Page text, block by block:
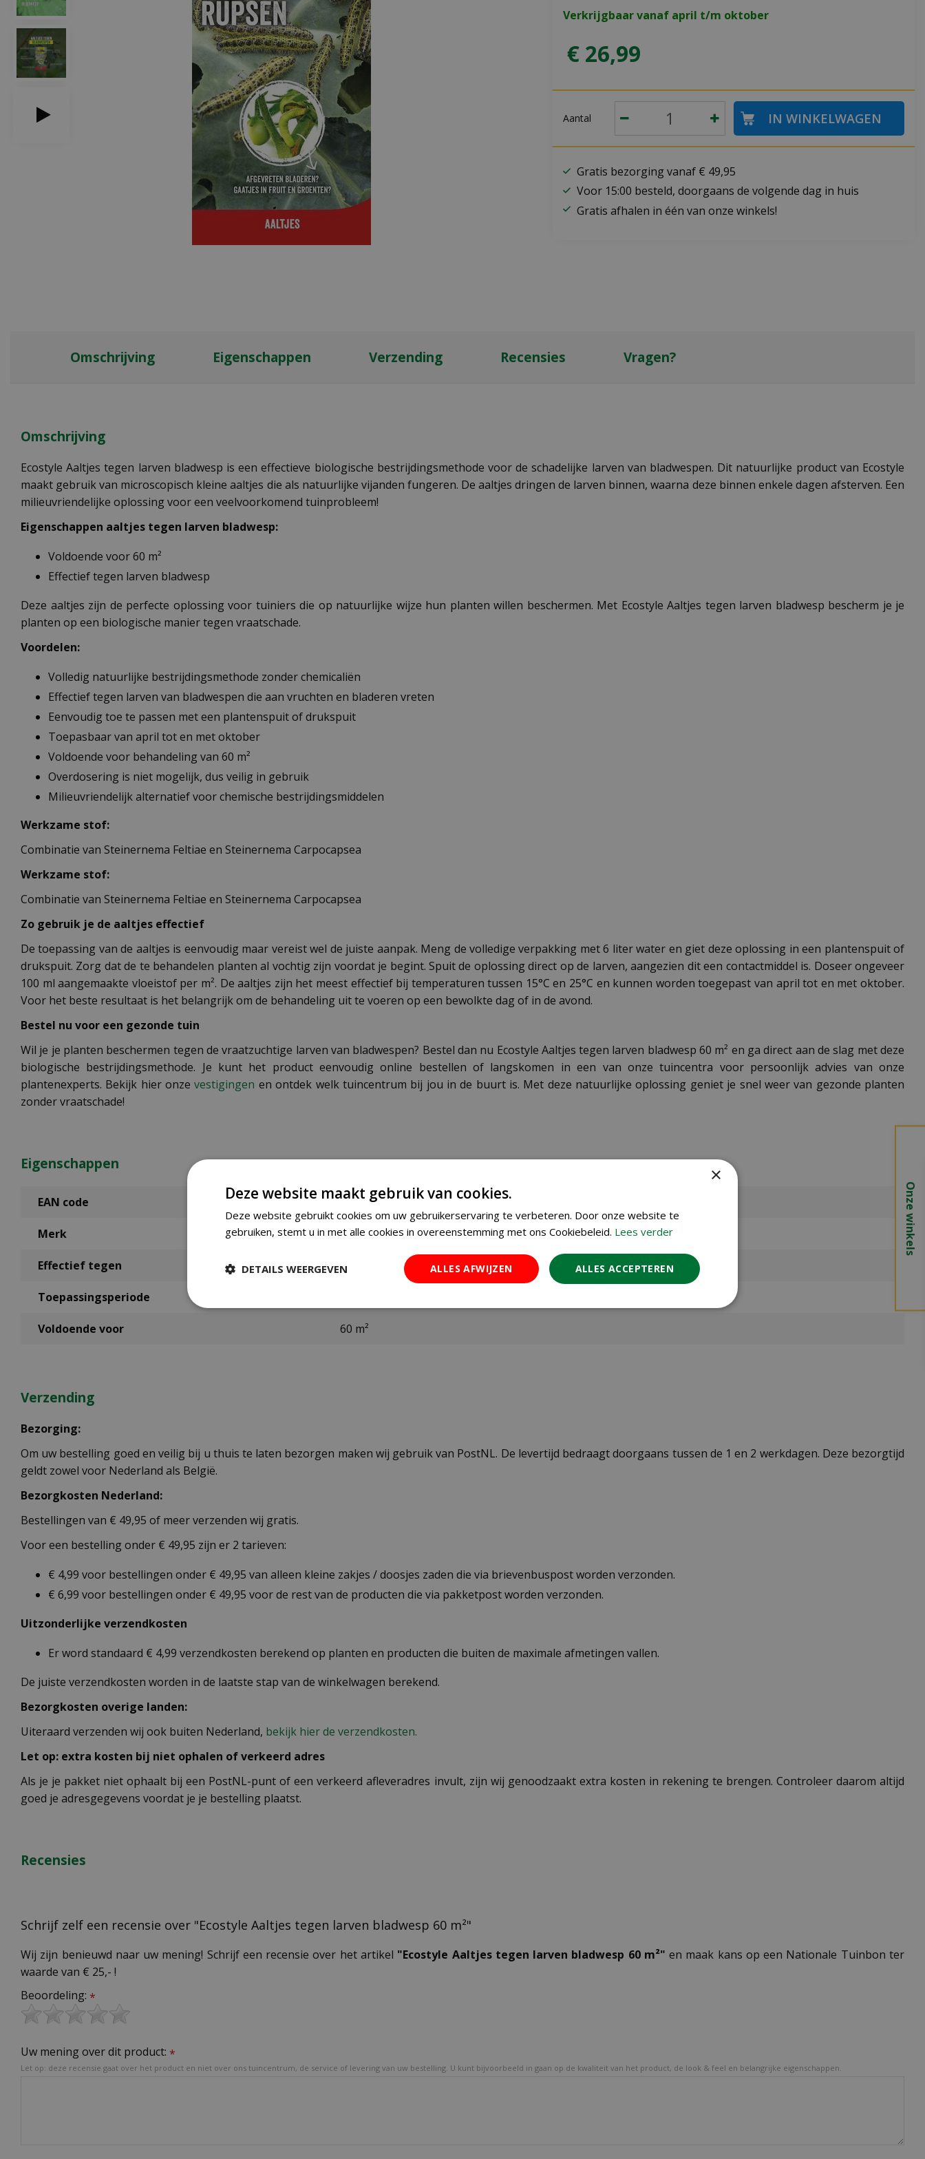
Verkrijgbaar vanaf april t/m oktober
€ 26,99
Aantal
Gratis bezorging vanaf € 49,95
Voor 15:00 besteld, doorgaans de volgende dag in huis
Gratis afhalen in één van onze winkels!
Omschrijving Eigenschappen Verzending Recensies Vragen?
Omschrijving
Ecostyle Aaltjes tegen larven bladwesp is een effectieve biologische bestrijdingsmethode voor de schadelijke larven van bladwespen. Dit natuurlijke product van Ecostyle
maakt gebruik van microscopisch kleine aaltjes die als natuurlijke vijanden fungeren. De aaltjes dringen de larven binnen, waarna deze binnen enkele dagen afsterven. Een
milieuvriendelijke oplossing voor een veelvoorkomend tuinprobleem!
Eigenschappen aaltjes tegen larven bladwesp:
Voldoende voor 60 m²
Effectief tegen larven bladwesp
Deze aaltjes zijn de perfecte oplossing voor tuiniers die op natuurlijke wijze hun planten willen beschermen. Met Ecostyle Aaltjes tegen larven bladwesp bescherm je je
planten op een biologische manier tegen vraatschade.
Voordelen:
Volledig natuurlijke bestrijdingsmethode zonder chemicaliën
Effectief tegen larven van bladwespen die aan vruchten en bladeren vreten
Eenvoudig toe te passen met een plantenspuit of drukspuit
Toepasbaar van april tot en met oktober
Voldoende voor behandeling van 60 m²
Overdosering is niet mogelijk, dus veilig in gebruik
Milieuvriendelijk alternatief voor chemische bestrijdingsmiddelen
Werkzame stof:
Combinatie van Steinernema Feltiae en Steinernema Carpocapsea
Werkzame stof:
Combinatie van Steinernema Feltiae en Steinernema Carpocapsea
Zo gebruik je de aaltjes effectief
De toepassing van de aaltjes is eenvoudig maar vereist wel de juiste aanpak. Meng de volledige verpakking met 6 liter water en giet deze oplossing in een plantenspuit of
drukspuit. Zorg dat de te behandelen planten al vochtig zijn voordat je begint. Spuit de oplossing direct op de larven, aangezien dit een contactmiddel is. Doseer ongeveer
100 ml aangemaakte vloeistof per m². De aaltjes zijn het meest effectief bij temperaturen tussen 15°C en 25°C en kunnen worden toegepast van april tot en met oktober.
Voor het beste resultaat is het belangrijk om de behandeling uit te voeren op een bewolkte dag of in de avond.
Bestel nu voor een gezonde tuin
Wil je je planten beschermen tegen de vraatzuchtige larven van bladwespen? Bestel dan nu Ecostyle Aaltjes tegen larven bladwesp 60 m² en ga direct aan de slag met deze
biologische bestrijdingsmethode. Je kunt het product eenvoudig online bestellen of langskomen in een van onze tuincentra voor persoonlijk advies van onze
plantenexperts. Bekijk hier onzevestigingen en ontdek welk tuincentrum bij jou in de buurt is. Met deze natuurlijke oplossing geniet je snel weer van gezonde planten
zonder vraatschade!
Eigenschappen
EAN code 8711731022538
Merk ECOstyle
Effectief tegen bladwesp
Toepassingsperiode
Voldoende voor 60 m²
Verzending
Bezorging:
Om uw bestelling goed en veilig bij u thuis te laten bezorgen maken wij gebruik van PostNL. De levertijd bedraagt doorgaans tussen de 1 en 2 werkdagen. Deze bezorgtijd
geldt zowel voor Nederland als België.
Bezorgkosten Nederland:
Bestellingen van € 49,95 of meer verzenden wij gratis.
Voor een bestelling onder € 49,95 zijn er 2 tarieven:
€ 4,99 voor bestellingen onder € 49,95 van alleen kleine zakjes / doosjes zaden die via brievenbuspost worden verzonden.
€ 6,99 voor bestellingen onder € 49,95 voor de rest van de producten die via pakketpost worden verzonden.
Uitzonderlijke verzendkosten
Er word standaard € 4,99 verzendkosten berekend op planten en producten die buiten de maximale afmetingen vallen.
De juiste verzendkosten worden in de laatste stap van de winkelwagen berekend.
Bezorgkosten overige landen:
Uiteraard verzenden wij ook buiten Nederland, bekijk hier de verzendkosten.
Let op: extra kosten bij niet ophalen of verkeerd adres
Als je je pakket niet ophaalt bij een PostNL-punt of een verkeerd afleveradres invult, zijn wij genoodzaakt extra kosten in rekening te brengen. Controleer daarom altijd
goed je adresgegevens voordat je je bestelling plaatst.
Recensies
Schrijf zelf een recensie over "Ecostyle Aaltjes tegen larven bladwesp 60 m²"
Wij zijn benieuwd naar uw mening! Schrijf een recensie over het artikel "Ecostyle Aaltjes tegen larven bladwesp 60 m²" en maak kans op een Nationale Tuinbon ter
waarde van € 25,- !
Beoordeling: *
Uw mening over dit product: *
Let op: deze recensie gaat over het product en niet over ons tuincentrum, de service of levering van uw bestelling. U kunt bijvoorbeeld in gaan op de kwaliteit van het product, de look & feel en belangrijke eigenschappen.
Onze winkels
×
Deze website maakt gebruik van cookies.
Deze website gebruikt cookies om uw gebruikerservaring te verbeteren. Door onze website te
gebruiken, stemt u in met alle cookies in overeenstemming met ons Cookiebeleid. Lees verder
ALLES ACCEPTEREN
ALLES AFWIJZEN
DETAILS WEERGEVEN